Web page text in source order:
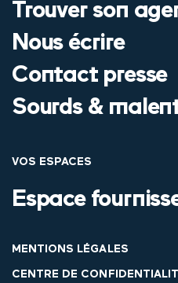
Trouver son
Nous écrire
Contact presse
Sourds &
VOS ESPACES
Espace
MENTIONS LÉGALES
CENTRE DE